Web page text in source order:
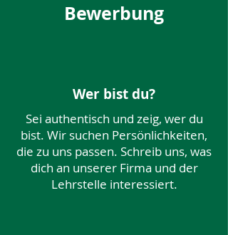
Bewerbung
Wer bist du?
Sei authentisch und zeig, wer du
bist. Wir suchen Persönlichkeiten,
die zu uns passen. Schreib uns, was
dich an unserer Firma und der
Lehrstelle interessiert.